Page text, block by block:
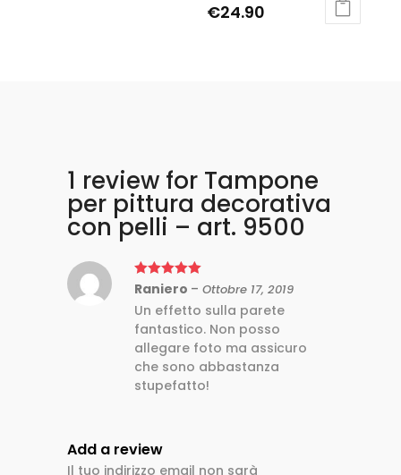
Rated
5.00
€24.90
1 review for Tampone
per pittura decorativa
con pelli – art. 9500
Rated5out
Raniero – Ottobre 17, 2019
Un effetto sulla parete
fantastico. Non posso
allegare foto ma assicuro
che sono abbastanza
stupefatto!
Add a review
Il tuo indirizzo email non sarà